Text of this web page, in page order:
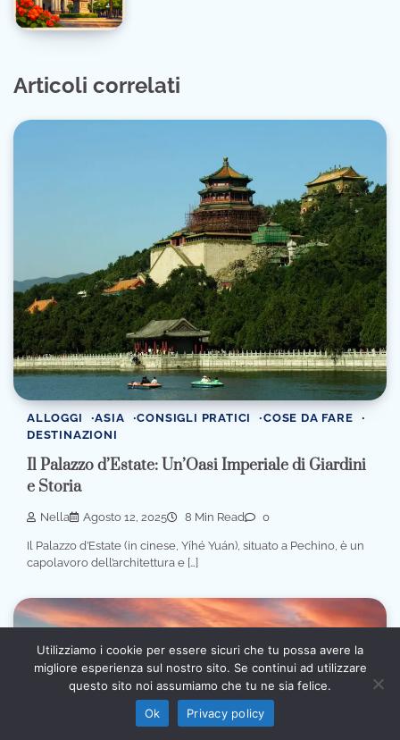
Articoli correlati
ALLOGGI ASIA CONSIGLI PRATICI
COSE DA FARE
DESTINAZIONI
Il Palazzo d’Estate: Un’Oasi Imperiale di Giardini
e Storia
Nella Agosto 12, 2025 8 Min Read 0
Il Palazzo d’Estate (in cinese, Yíhé Yuán), situato a Pechino, è un
capolavoro dell’architettura e […]
Informativa sull’intelligenza artificiale: alcuni contenuti
di questo sito sono prodotti con l’ausilio di sistemi
automatici e revisionati prima della pubblicazione (AI
Act, Regolamento UE 2024/1689).
Utilizziamo i cookie per essere sicuri che tu possa avere la
migliore esperienza sul nostro sito. Se continui ad utilizzare
questo sito noi assumiamo che tu ne sia felice.
Ok
Privacy policy